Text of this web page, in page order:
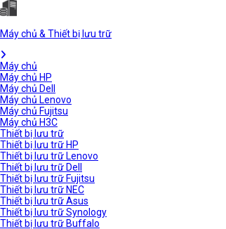
Máy chủ & Thiết bị lưu trữ
Máy chủ
Máy chủ HP
Máy chủ Dell
Máy chủ Lenovo
Máy chủ Fujitsu
Máy chủ H3C
Thiết bị lưu trữ
Thiết bị lưu trữ HP
Thiết bị lưu trữ Lenovo
Thiết bị lưu trữ Dell
Thiết bị lưu trữ Fujitsu
Thiết bị lưu trữ NEC
Thiết bị lưu trữ Asus
Thiết bị lưu trữ Synology
Thiết bị lưu trữ Buffalo